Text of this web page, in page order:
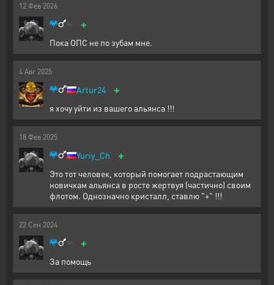
12 Фев 2026
+
Пока ОПС не по зубам мне.
4 Авг 2025
Artur24 +
я хочу уйти из вашего альянса !!!
18 Фев 2025
Yuriy_Ch +
Это тот человек, который помогает подрастающим
новичкам альянса в росте жертвуя (частично) своим
флотом. Однозначно кристалл, ставлю "+" !!!
22 Сен 2024
+
За помощь